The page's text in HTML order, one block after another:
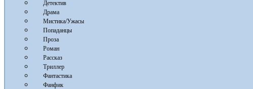
Детектив
Драма
Мистика/Ужасы
Попаданцы
Проза
Роман
Рассказ
Триллер
Фантастика
Фанфик